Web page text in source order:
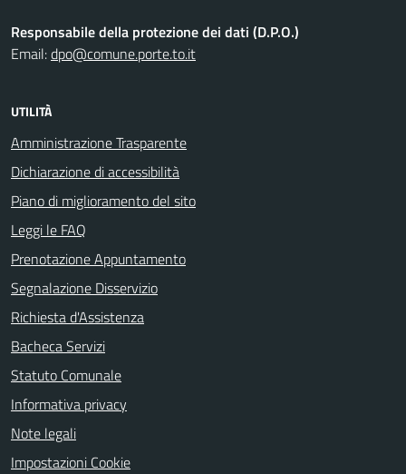
Responsabile della protezione dei dati (D.P.O.)
Email:dpo@comune.porte.to.it
UTILITÀ
Amministrazione Trasparente
Dichiarazione di accessibilità
Piano di miglioramento del sito
Leggi le FAQ
Prenotazione Appuntamento
Segnalazione Disservizio
Richiesta d'Assistenza
Bacheca Servizi
Statuto Comunale
Informativa privacy
Note legali
Impostazioni Cookie